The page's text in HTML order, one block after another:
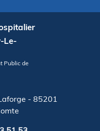
Le-
Public de
- 85201